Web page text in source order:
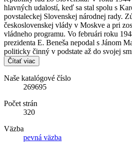
hlavných udalostí, keď sa stal spolu s
povstaleckej Slovenskej národnej rady.
československej vlády v Moskve a pri
vládneho programu. Vo februári roku
prezidenta E. Beneša nepodal s Jánom
politicky činný v podstate až do svojej
Čítať viac
Naše katalógové číslo
269695
Počet strán
320
Väzba
pevná väzba